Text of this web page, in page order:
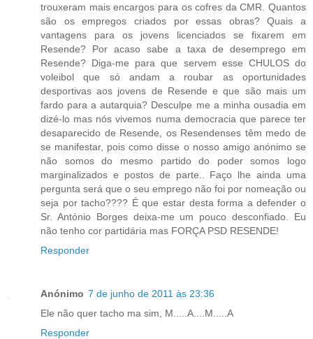
trouxeram mais encargos para os cofres da CMR. Quantos
são os empregos criados por essas obras? Quais a
vantagens para os jovens licenciados se fixarem em
Resende? Por acaso sabe a taxa de desemprego em
Resende? Diga-me para que servem esse CHULOS do
voleibol que só andam a roubar as oportunidades
desportivas aos jovens de Resende e que são mais um
fardo para a autarquia? Desculpe me a minha ousadia em
dizé-lo mas nós vivemos numa democracia que parece ter
desaparecido de Resende, os Resendenses têm medo de
se manifestar, pois como disse o nosso amigo anónimo se
não somos do mesmo partido do poder somos logo
marginalizados e postos de parte.. Faço lhe ainda uma
pergunta será que o seu emprego não foi por nomeação ou
seja por tacho???? É que estar desta forma a defender o
Sr. António Borges deixa-me um pouco desconfiado. Eu
não tenho cor partidária mas FORÇA PSD RESENDE!
Responder
Anónimo 7 de junho de 2011 às 23:36
Ele não quer tacho ma sim, M.....A....M.....A
Responder